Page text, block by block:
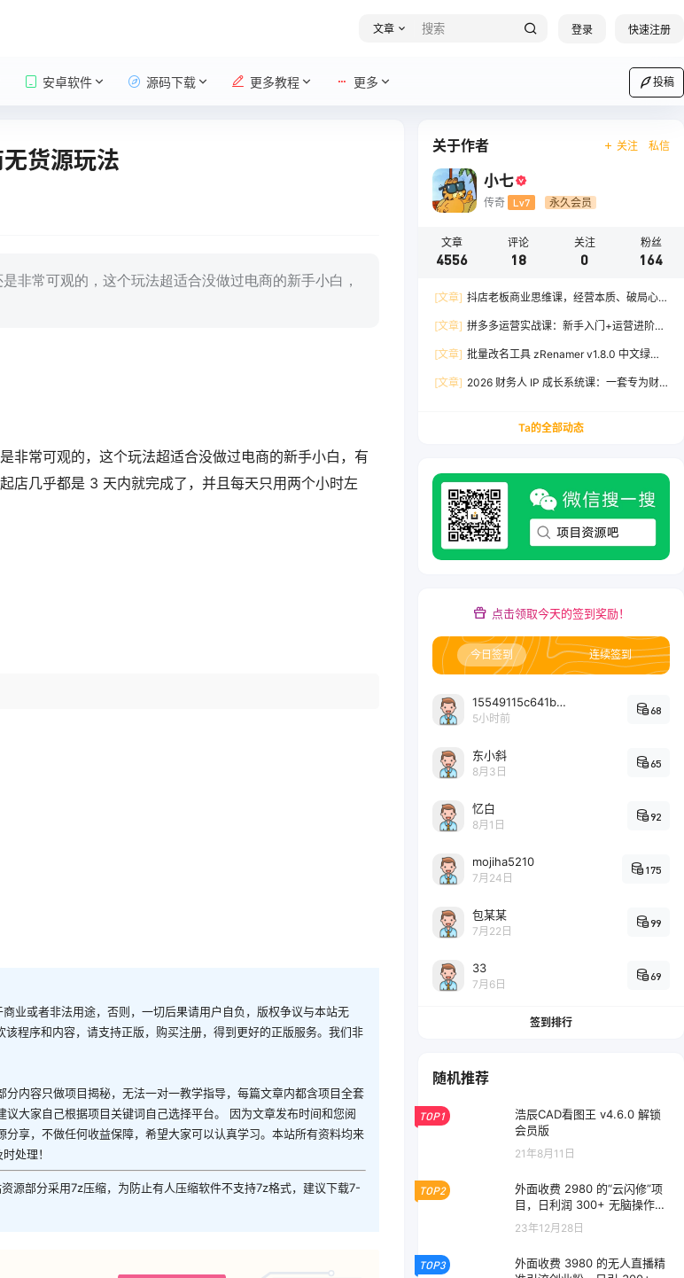
文章 登录 快速注册
安卓软件 源码下载 更多教程 更多 投稿
货源玩法
非常可观的，这个玩法超适合没做过电商的新手小白，
非常可观的，这个玩法超适合没做过电商的新手小白，有
店几乎都是 3 天内就完成了，并且每天只用两个小时左
业或者非法用途，否则，一切后果请用户自负，版权争议与本站无
程序和内容，请支持正版，购买注册，得到更好的正版服务。我们非
内容只做项目揭秘，无法一对一教学指导，每篇文章内都含项目全套
大家自己根据项目关键词自己选择平台。 因为文章发布时间和您阅
享，不做任何收益保障，希望大家可以认真学习。本站所有资料均来
处理！
源部分采用7z压缩，为防止有人压缩软件不支持7z格式，建议下载7-
关于作者 关注 私信
小七
传奇 Lv7 永久会员
文章
4556
评论
18
关注
0
粉丝
164
[文章] 抖店老板商业思维课，经营本质、破局心
增
[文章] 拼多多运营实战课：新手入门+运营进阶、
出百单
[文章] 批量改名工具 zRenamer v1.8.0 中文绿色
[文章] 2026 财务人 IP 成长系统课：一套专为财
Ta的全部动态
点击领取今天的签到奖励！
今日签到 连续签到
15549115c641bc6524e64d1d800349ec7396
5小时前
68
东小斜
8月3日
65
忆白
8月1日
92
mojiha5210
7月24日
175
包某某
7月22日
99
33
7月6日
69
签到排行
随机推荐
TOP1
浩辰CAD看图王 v4.6.0 解锁
会员版
21年8月11日
TOP2
外面收费 2980 的“云闪修”项
目，日利润 300+ 无脑操作
【揭秘】
23年12月28日
TOP3
外面收费 3980 的无人直播精